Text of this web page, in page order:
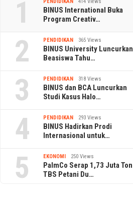
1
BINUS International Buka
Program Creativ…
2 PENDIDIKAN 365 Views
BINUS University Luncurkan
Beasiswa Tahu…
3 PENDIDIKAN 318 Views
BINUS dan BCA Luncurkan
Studi Kasus Halo…
4 PENDIDIKAN 293 Views
BINUS Hadirkan Prodi
Internasional untuk…
5 EKONOMI 250 Views
PalmCo Serap 1,73 Juta Ton
TBS Petani Du…